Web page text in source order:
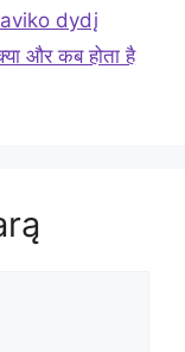
dydį
और कब होता है